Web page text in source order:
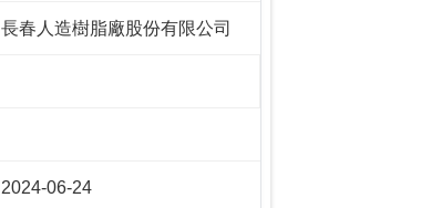
長春人造樹脂廠股份有限公司
2024-06-24